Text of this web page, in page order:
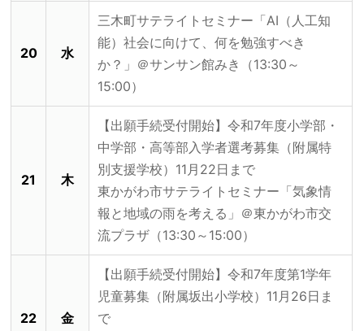
20 水
三木町サテライトセミナー「AI（人工知
能）社会に向けて、何を勉強すべき
か？」＠サンサン館みき（13:30～
15:00）
21 木
【出願手続受付開始】令和7年度小学部・
中学部・高等部入学者選考募集（附属特
別支援学校）11月22日まで
東かがわ市サテライトセミナー「気象情
報と地域の雨を考える」＠東かがわ市交
流プラザ（13:30～15:00）
22 金
【出願手続受付開始】令和7年度第1学年
児童募集（附属坂出小学校）11月26日ま
で